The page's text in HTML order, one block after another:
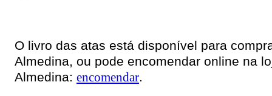
O livro das atas está disponível para
Almedina, ou pode encomendar online na
Almedina: encomendar.